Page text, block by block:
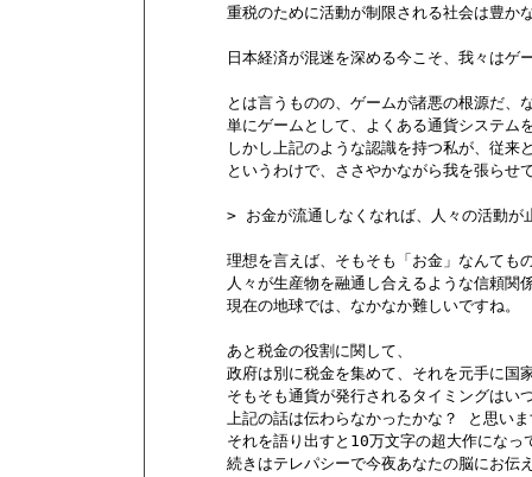
重税のために活動が制限される社会は豊か
日本経済が混迷を深める今こそ、我々はゲ
とは言うものの、ゲームが諸悪の根源だ、
単にゲームとして、よくある通貨システム
しかし上記のような認識を持つ私が、従来
というわけで、ささやかながら我を張らせ
> お金が流通しなくなれば、人々の活動が
理想を言えば、そもそも「お金」なんても
人々が生産物を融通し合えるような信頼関
        現在の地球では、なかなか難しいですね。
        あと税金の役割に関して、
政府は別に税金を集めて、それを元手に国
そもそも通貨が発行されるタイミングはい
上記の話は伝わらなかったかな？ と思いま
それを語り出すと10万文字の超大作になっ
続きはテレパシーで今夜あなたの脳にお伝